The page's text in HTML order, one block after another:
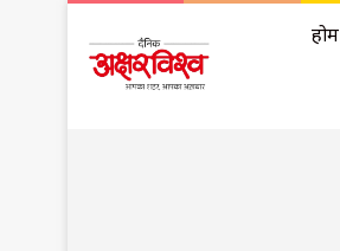
होम